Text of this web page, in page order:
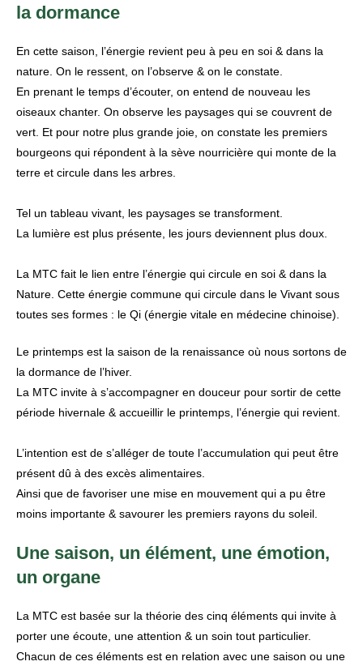
la dormance
En cette saison, l’énergie revient peu à peu en soi & dans la
nature. On le ressent, on l’observe & on le constate.
En prenant le temps d’écouter, on entend de nouveau les
oiseaux chanter. On observe les paysages qui se couvrent de
vert. Et pour notre plus grande joie, on constate les premiers
bourgeons qui répondent à la sève nourricière qui monte de la
terre et circule dans les arbres.
Tel un tableau vivant, les paysages se transforment.
La lumière est plus présente, les jours deviennent plus doux.
La MTC fait le lien entre l’énergie qui circule en soi & dans la
Nature. Cette énergie commune qui circule dans le Vivant sous
toutes ses formes : le Qi (énergie vitale en médecine chinoise).
Le printemps est la saison de la renaissance où nous sortons de
la dormance de l’hiver.
La MTC invite à s’accompagner en douceur pour sortir de cette
période hivernale & accueillir le printemps, l’énergie qui revient.
L’intention est de s’alléger de toute l’accumulation qui peut être
présent dû à des excès alimentaires.
Ainsi que de favoriser une mise en mouvement qui a pu être
moins importante & savourer les premiers rayons du soleil.
Une saison, un élément, une émotion,
un organe
La MTC est basée sur la théorie des cinq éléments qui invite à
porter une écoute, une attention & un soin tout particulier.
Chacun de ces éléments est en relation avec une saison ou une